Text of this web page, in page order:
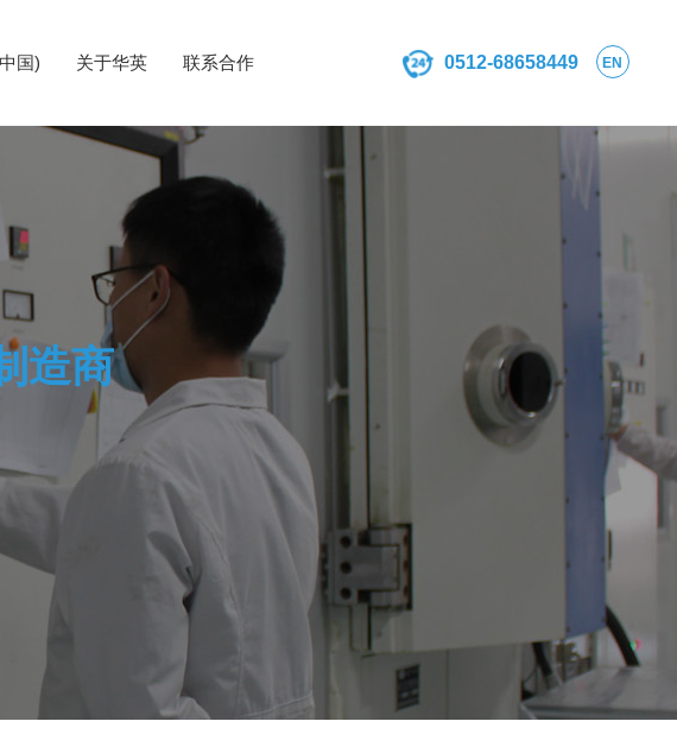
0512-68658449 EN
国) 关于华英 联系合作
造商